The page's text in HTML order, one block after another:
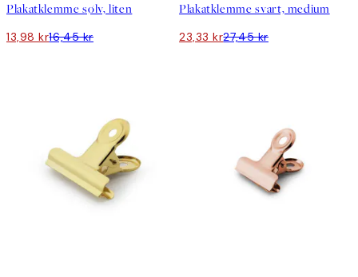
Plakatklemme sølv, liten
13,98 kr16,45 kr
Plakatklemme svart, medium
23,33 kr27,45 kr